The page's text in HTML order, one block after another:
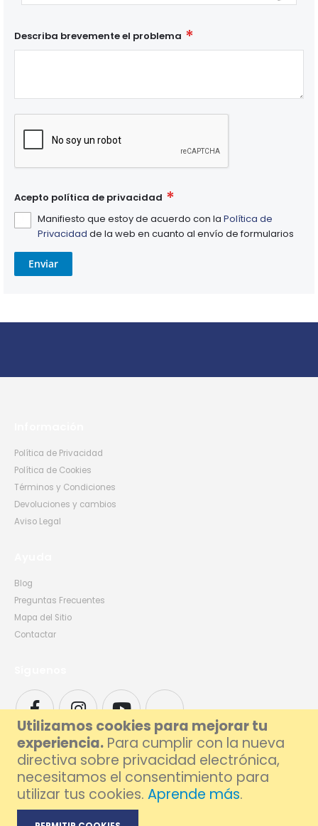
Utilizamos cookies para mejorar tu
experiencia. Para cumplir con la nueva
directiva sobre privacidad electrónica,
necesitamos el consentimiento para
utilizar tus cookies. Aprende más.
Describa brevemente el problema
Acepto política de privacidad
Manifiesto que estoy de acuerdo con la Política de
Privacidad de la web en cuanto al envío de formularios
Enviar
Política de Privacidad
Política de Cookies
Términos y Condiciones
Devoluciones y cambios
Aviso Legal
Blog
Preguntas Frecuentes
Mapa del Sitio
Contactar
© 2026 Foxlive - Especialistas en Reparación de Móviles y Ordenadores en